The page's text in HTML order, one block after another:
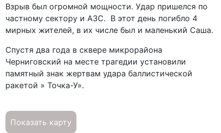
Взрыв был огромной мощности. Удар пришелся по
частному сектору и АЗС. В этот день погибло 4
мирных жителей, в их числе был и маленький Саша.
Спустя два года в сквере микрорайона
Черниговский на месте трагедии установили
памятный знак жертвам удара баллистической
ракетой » Точка-У».
Показать карту